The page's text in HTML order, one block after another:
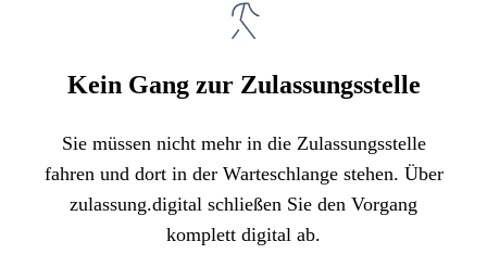
Kein Gang zur Zulassungsstelle
Sie müssen nicht mehr in die Zulassungsstelle
fahren und dort in der Warteschlange stehen. Über
zulassung.digital schließen Sie den Vorgang
komplett digital ab.